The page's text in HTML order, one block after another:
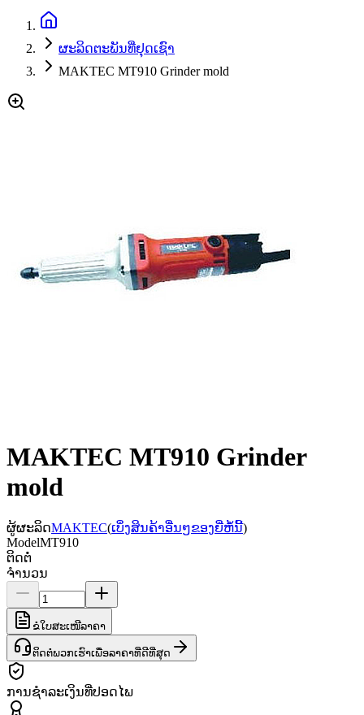
ຜະລິດຕະພັນທີ່ຢຸດເຊົາ
MAKTEC MT910 Grinder mold
MAKTEC MT910 Grinder
mold
ຜູ້ຜະລິດMAKTEC(ເບິ່ງສິນຄ້າອື່ນໆຂອງຍີ່ຫໍ້ນີ້)
ModelMT910
ຕິດຕໍ່
ຈຳນວນ
ຂໍໃບສະເໜີລາຄາ
ຕິດຕໍ່ພວກເຮົາເພື່ອລາຄາທີ່ດີທີ່ສຸດ
ການຊຳລະເງິນທີ່ປອດໄພ